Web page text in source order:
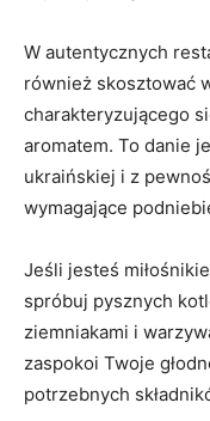
W autentycznych
również⁢ skosztować
charakteryzującego‍
aromatem. To ⁢danie
ukraińskiej i z
wymagające
Jeśli‌ jesteś
spróbuj pysznych
ziemniakami i
zaspokoi Twoje
potrzebnych